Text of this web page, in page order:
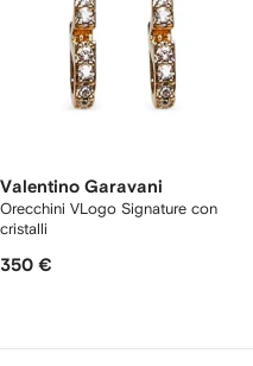
Valentino Garavani
Orecchini VLogo Signature con
cristalli
350 €